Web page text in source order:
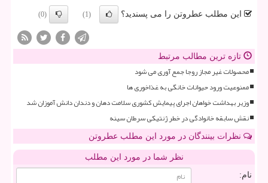
این مطلب عطروتن را می پسندید؟ (1)
(0)
تازه ترین مطالب مرتبط
محصولات غیر مجاز روجا جمع آوری می شود
ممنوعیت ورود حیوانات خانگی به غذاخوری ها
وزیر بهداشت خواهان اجرای پیمایش کشوری سلامت دهان و دندان دانش آموزان شد
نقش سابقه خانوادگی در خطر ژنتیکی سرطان سینه
نظرات بینندگان در مورد این مطلب عطروتن
نظر شما در مورد این مطلب
نام: